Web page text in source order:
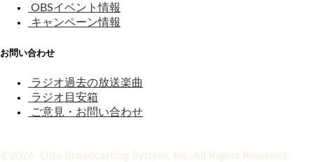
OBSイベント情報
キャンペーン情報
お問い合わせ
ラジオ過去の放送楽曲
ラジオ目安箱
ご意見・お問い合わせ
©2026 Oita Broadcasting System, Inc. All Rights Reserved.